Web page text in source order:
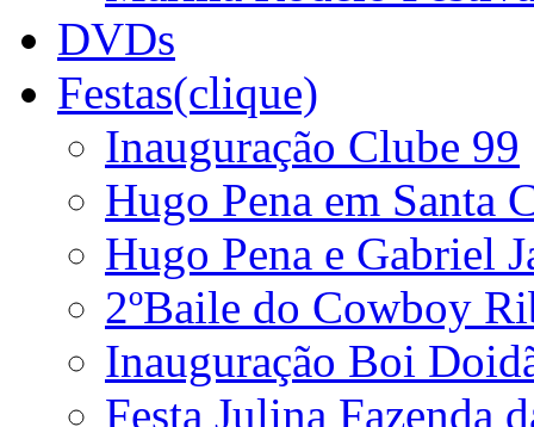
DVDs
Festas(clique)
Inauguração Clube 99
Hugo Pena em Santa
Hugo Pena e Gabriel
2ºBaile do Cowboy
Inauguração Boi
Festa Julina Fazenda